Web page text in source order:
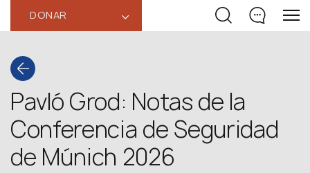
DONAR ‹
Pavló Grod: Notas de la
Conferencia de Seguridad
de Múnich 2026